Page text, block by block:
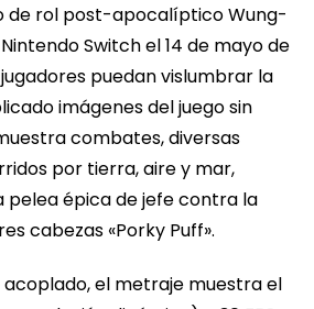
de rol post-apocalíptico Wung-
Switch el 14 de mayo de
puedan vislumbrar la
imágenes del juego sin
combates, diversas
por tierra, aire y mar,
pelea épica de jefe contra la
cabezas «Porky Puff».
el metraje muestra el